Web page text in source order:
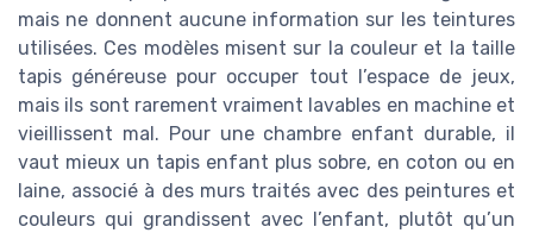
mais ne donnent aucune information sur les teintures
utilisées. Ces modèles misent sur la couleur et la taille
tapis généreuse pour occuper tout l’espace de jeux,
mais ils sont rarement vraiment lavables en machine et
vieillissent mal. Pour une chambre enfant durable, il
vaut mieux un tapis enfant plus sobre, en coton ou en
laine, associé à des murs traités avec des peintures et
couleurs qui grandissent avec l’enfant, plutôt qu’un